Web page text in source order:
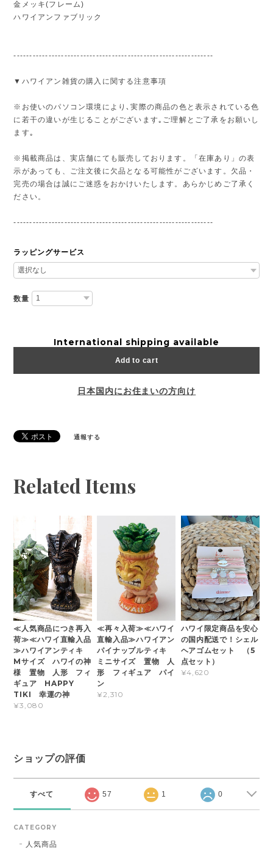
金メッキ(フレーム)
ハワイアンファブリック
---------------------------------------------------------------
▼ハワイアン雑貨の購入に関する注意事項
※お使いのパソコン環境により､実際の商品の色と表示されている色
に若干の違いが生じることがございます｡ご理解とご了承をお願いし
ます｡
※掲載商品は、実店舗にても販売しております。「在庫あり」の表
示があっても、ご注文後に欠品となる可能性がございます。欠品・
完売の場合は誠にご迷惑をおかけいたします。あらかじめご了承く
ださい。
---------------------------------------------------------------
ラッピングサービス
数量
International shipping available
Add to cart
日本国内にお住まいの方向け
通報する
Related Items
≪人気商品につき再入
荷≫≪ハワイ直輸入品
≫ハワイアンティキ
Mサイズ ハワイの神
様 置物 人形 フィ
ギュア HAPPY
TIKI 幸運の神
¥3,080
≪再々入荷≫≪ハワイ
直輸入品≫ハワイアン
パイナップルティキ
ミニサイズ 置物 人
形 フィギュア パイ
ン
¥2,310
ハワイ限定商品を安心
の国内配送で！シェル
ヘアゴムセット （5
点セット）
¥4,620
ショップの評価
すべて 57 1 0
CATEGORY
人気商品